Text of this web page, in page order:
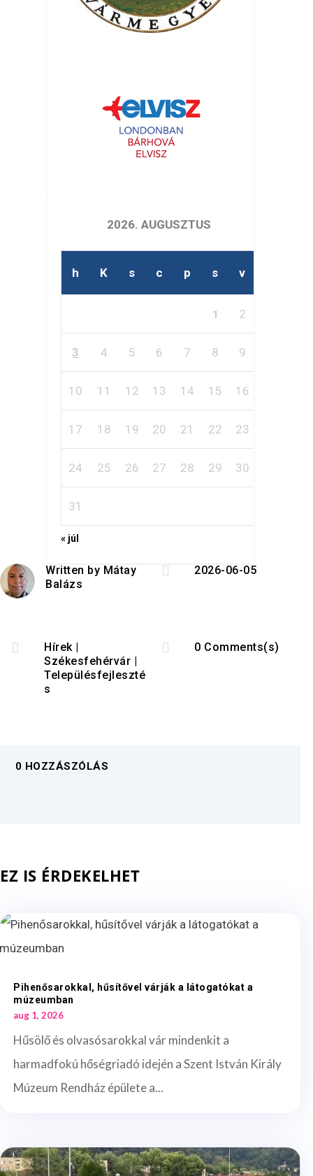
2026. AUGUSZTUS
h K s c p s v
1 2
3 4 5 6 7 8 9
10 11 12 13 14 15 16
17 18 19 20 21 22 23
24 25 26 27 28 29 30
31
« júl
Written by Mátay
Balázs
 2026-06-05
 Hírek|
Székesfehérvár |
Településfejleszté
s
 0 Comments(s)
0 HOZZÁSZÓLÁS
EZ IS ÉRDEKELHET
Pihenősarokkal, hűsítővel várják a látogatókat a
múzeumban
aug 1, 2026
Hűsölő és olvasósarokkal vár mindenkit a
harmadfokú hőségriadó idején a Szent István Király
Múzeum Rendház épülete a...